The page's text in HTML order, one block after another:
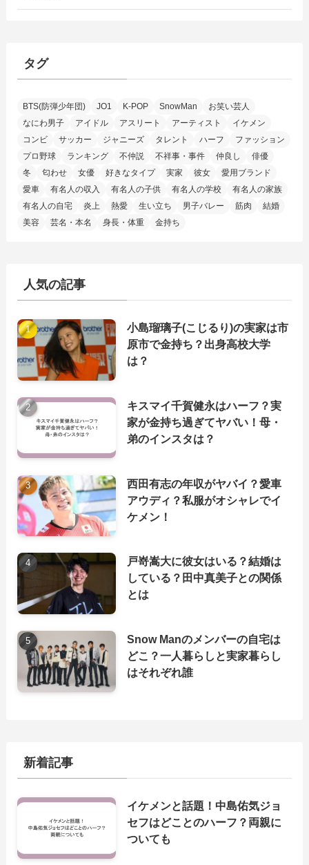
タグ
BTS(防弾少年団) JO1 K-POP SnowMan
お笑い芸人
なにわ男子
アイドル アスリート アーティスト
イケメン
コンビ
サッカー ジャニーズ タレント ハーフ
ファッション
プロ野球
ランキング 不仲説 不祥事・事件 仲良し
俳優
冬
匂わせ 女優 好きなタイプ 実家 彼女
愛用ブランド
愛車
有名人の収入 有名人の子供 有名人の学校
有名人の家族
有名人の自宅
炎上 熱愛 生い立ち 男子バレー 筋肉
結婚
美容
芸名・本名 身長・体重 金持ち
人気の記事
小島瑠璃子(こじるり)の実家は市
原市で金持ち？出身高校大学
は？
キスマイ千賀健永はハーフ？実
家が金持ち過ぎてヤバい！母・
弟のインスタは？
西田有志の年収がヤバイ？愛車
アウディ？私服がオシャレでイ
ケメン！
戸嵜嵩大に彼女はいる？結婚は
している？田中真美子との関係
とは
Snow Manのメンバーの自宅は
どこ？一人暮らしと実家暮らし
はそれぞれ誰
新着記事
イケメンと話題！中島佑気ジョ
セフはどことのハーフ？両親に
ついても